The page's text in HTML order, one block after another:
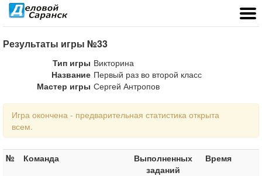
Результаты игры №33
Тип игры Викторина
Название Первый раз во второй класс
Мастер игры Сергей Антропов
Игра окончена - предварительная статистика открыта
всем.
№ Команда
Выполненных
заданий
Время